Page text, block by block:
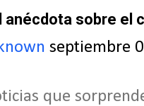
anécdota sobre el
septiembre
que